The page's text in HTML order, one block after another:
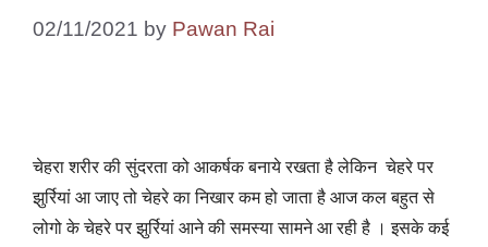
02/11/2021 by Pawan Rai
चेहरा शरीर की सुंदरता को आकर्षक बनाये रखता है लेकिन चेहरे पर
झुर्रियां आ जाए तो चेहरे का निखार कम हो जाता है आज कल बहुत से
लोगो के चेहरे पर झुर्रियां आने की समस्या सामने आ रही है । इसके कई